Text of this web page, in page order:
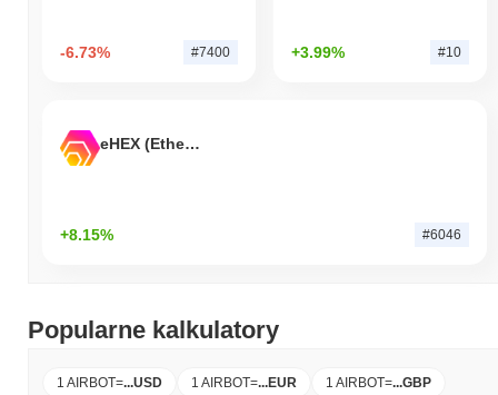
-6.73% #7400 +3.99% #10
eHEX (Ethereum)
+8.15% #6046
Popularne kalkulatory
1 AIRBOT=...USD 1 AIRBOT=...EUR 1 AIRBOT=...GBP